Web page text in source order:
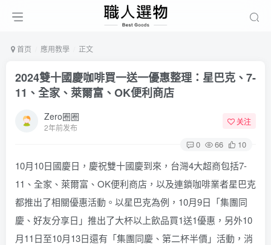
首页 應用教學 正文
2024雙十國慶咖啡買一送一優惠整理：星巴克、7-
11、全家、萊爾富、OK便利商店
Zero圈圈
2年前发布
关注
0 66 10
10月10日國慶日，慶祝雙十國慶到來，台灣4大超商包括7-
11、全家、萊爾富、OK便利商店，以及連鎖咖啡業者星巴克
都推出了相關優惠活動。以星巴克為例，10月9日「集團同
慶、好友分享日」推出了大杯以上飲品買1送1優惠，另外10
月11日至10月13日還有「集團同慶、第二杯半價」活動，消